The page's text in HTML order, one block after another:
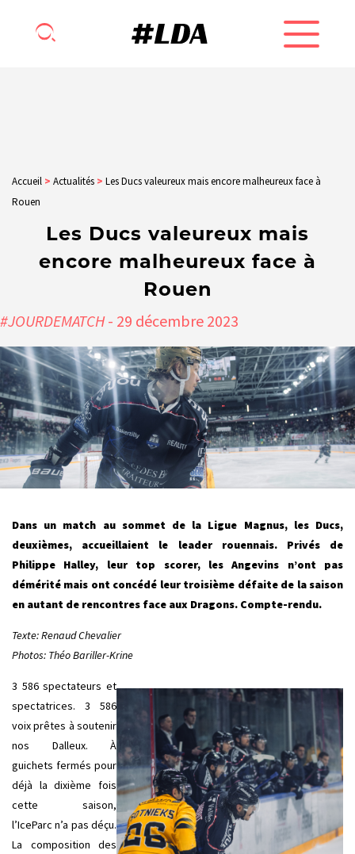
Accueil > Actualités > Les Ducs valeureux mais encore malheureux face à
Rouen
Les Ducs valeureux mais
encore malheureux face à
Rouen
#JOURDEMATCH- 29 décembre 2023
Dans un match au sommet de la Ligue Magnus, les Ducs,
deuxièmes, accueillaient le leader rouennais. Privés de
Philippe Halley, leur top scorer, les Angevins n’ont pas
démérité mais ont concédé leur troisième défaite de la saison
en autant de rencontres face aux Dragons. Compte-rendu.
Texte: Renaud Chevalier
Photos: Théo Bariller-Krine
3 586 spectateurs et
spectatrices. 3 586
voix prêtes à soutenir
nos Dalleux. À
guichets fermés pour
déjà la dixième fois
cette saison,
l’IceParc n’a pas déçu.
La composition des